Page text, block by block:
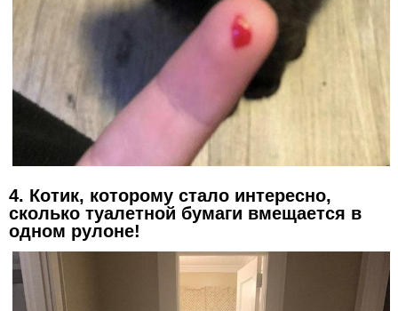
4. Котик, которому стало интересно,
сколько туалетной бумаги вмещается в
одном рулоне!